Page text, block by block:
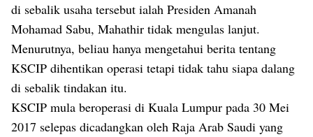
di sebalik usaha tersebut ialah Presiden Amanah
Mohamad Sabu, Mahathir tidak mengulas lanjut.
Menurutnya, beliau hanya mengetahui berita tentang
KSCIP dihentikan operasi tetapi tidak tahu siapa dalang
di sebalik tindakan itu.
KSCIP mula beroperasi di Kuala Lumpur pada 30 Mei
2017 selepas dicadangkan oleh Raja Arab Saudi yang